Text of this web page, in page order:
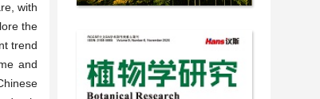
with
the
trend
and